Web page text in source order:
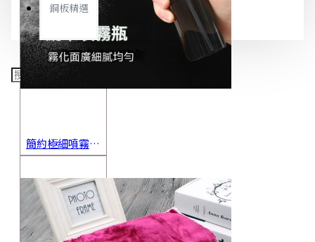
銅板精選
簡約極細噴霧瓶 旅行分裝瓶 保養品分裝 酒精噴霧瓶 小噴壺 香水瓶 隨身瓶